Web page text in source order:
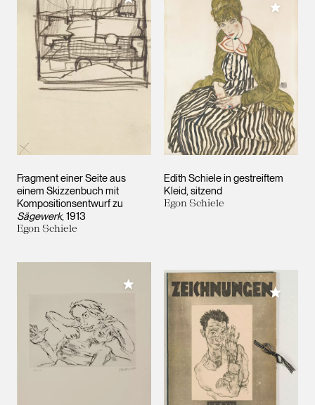
Fragment einer Seite aus
einem Skizzenbuch mit
Kompositionsentwurf zu
Sägewerk, 1913
Egon Schiele
Edith Schiele in gestreiftem
Kleid, sitzend
Egon Schiele
Meiner
Meiner Sammlung hinzufügen
Meiner